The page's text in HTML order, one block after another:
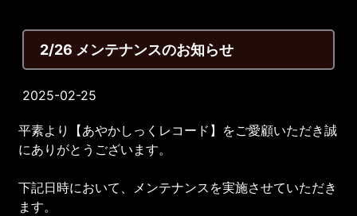
2/26 メンテナンスのお知らせ
2025-02-25
平素より【あやかしっくレコード】をご愛顧いただき誠
にありがとうございます。
下記日時において、メンテナンスを実施させていただき
ます。